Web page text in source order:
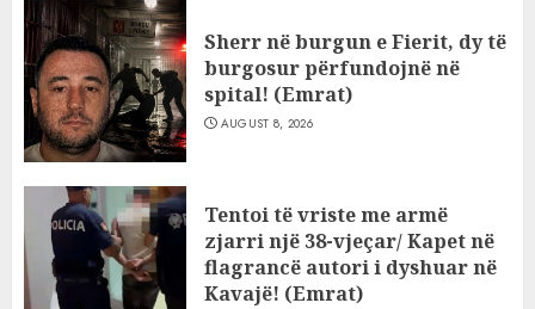
Sherr në burgun e Fierit, dy të
burgosur përfundojnë në
spital! (Emrat)
AUGUST 8, 2026
Tentoi të vriste me armë
zjarri një 38-vjeçar/ Kapet në
flagrancë autori i dyshuar në
Kavajë! (Emrat)